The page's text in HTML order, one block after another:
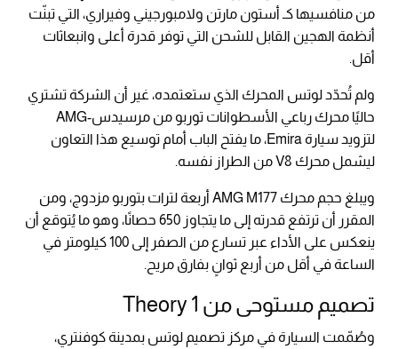
من منافسيها كـ أستون مارتن ولامبورجيني وفيراري، التي تبنّت
أنظمة الهجين القابل للشحن التي توفر قدرة أعلى وانبعاثات
أقل.
ولم تُحدّد لوتس المحرك الذي ستعتمده، غير أن الشركة تشتري
حاليًا محرك رباعي الأسطوانات توربو من مرسيدس-AMG
لتزويد سيارة Emira، ما يفتح الباب أمام توسيع هذا التعاون
ليشمل محرك V8 من الطراز نفسه.
ويبلغ حجم محرك AMG M177 أربعة لترات بتوربو مزدوج، ومن
المقرر أن ترتفع قدرته إلى ما يتجاوز 650 حصانًا، وهو ما يُتوقع أن
ينعكس على الأداء عبر تسارع من الصفر إلى 100 كيلومتر في
الساعة في أقل من أربع ثوانٍ بفارق مريح.
تصميم مستوحى من Theory 1
وصُمّمت السيارة في مركز تصميم لوتس بمدينة كوفنتري،